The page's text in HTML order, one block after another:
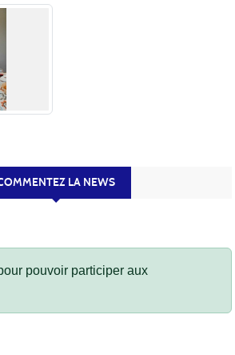
LA NEWS
pouvoir participer aux